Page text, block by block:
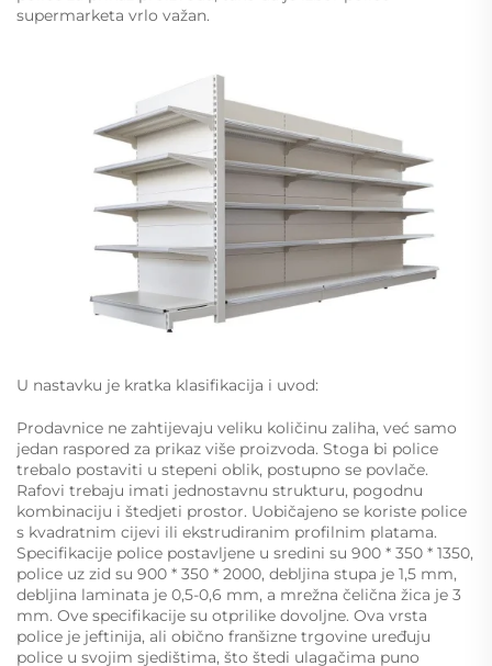
supermarketa vrlo važan.
U nastavku je kratka klasifikacija i uvod:
Prodavnice ne zahtijevaju veliku količinu zaliha, već samo
jedan raspored za prikaz više proizvoda. Stoga bi police
trebalo postaviti u stepeni oblik, postupno se povlače.
Rafovi trebaju imati jednostavnu strukturu, pogodnu
kombinaciju i štedjeti prostor. Uobičajeno se koriste police
s kvadratnim cijevi ili ekstrudiranim profilnim platama.
Specifikacije police postavljene u sredini su 900 * 350 * 1350,
police uz zid su 900 * 350 * 2000, debljina stupa je 1,5 mm,
debljina laminata je 0,5-0,6 mm, a mrežna čelična žica je 3
mm. Ove specifikacije su otprilike dovoljne. Ova vrsta
police je jeftinija, ali obično franšizne trgovine uređuju
police u svojim sjedištima, što štedi ulagačima puno